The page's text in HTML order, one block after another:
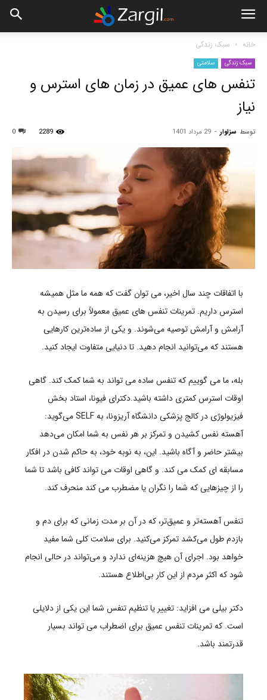
خانه سبک زندگی
سبک زندگی سلامتی
تنفس های عمیق در زمان های استرس و
نیاز
توسط سزاوار - 29 مرداد 1401 0 2289
با اتفاقات چند سال اخیر، می توان گفت که همه ما مثل همیشه
استرس داریم. تمرینات تنفس های عمیق معمولاً برای رسیدن به
آرامش و آرامش توصیه می‌شوند. و یکی از ساده‌ترین کارهایی
هستند که می‌توانید انجام دهید. تا دنیایی متفاوت ایجاد کنید.
بله، ما می گوییم که تنفس ساده می تواند به شما کمک کند. گاهی
اوقات استرس کمتری داشته باشید.دکترای فیونا، استاد بخش
فیزیولوژی در کالج پزشکی دانشگاه آریزونا، به SELF می‌گوید:
آهسته نفس کشیدن و تمرکز بر هر نفس به شما امکان می‌دهد
بیشتر حاضر و آگاه باشید. این، به نوبه خود، به حاکم شدن در افکار
مسابقه ای کمک می کند. و گاهی اوقات می تواند کافی باشد تا شما
را از چیزهایی که شما را نگران یا مضطرب می کند منحرف کند.
تنفس آهسته‌تر و عمیق‌تر، که در آن بر مدت زمانی که برای دم و
بازدم طول می‌کشد تمرکز می‌کنید. برای سلامت کلی شما مفید
خواهد بود. اجرای آن هیچ هزینه‌ای ندارد و می‌تواند در حالی انجام
شود که اکثر مردم از این کار بی‌اطلاع هستند.
دکتر بیلی می افزاید: تغییر یا تنظیم تنفس شما این یکی از دلایلی
است. که تمرینات تنفس عمیق برای اضطراب می تواند بسیار
قدرتمند باشد.